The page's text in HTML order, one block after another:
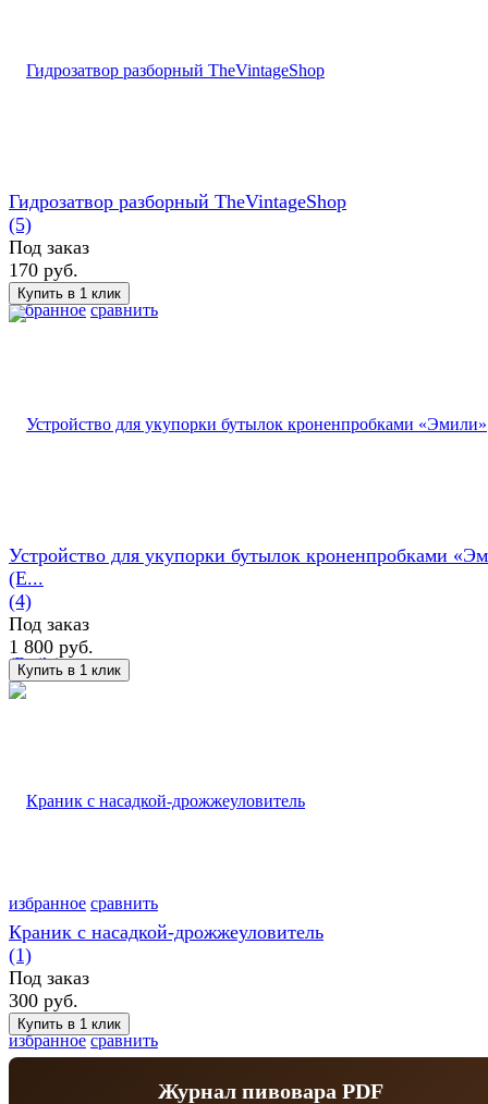
избранное сравнить
Гидрозатвор разборный TheVintageShop
(5)
Под заказ
170 руб.
избранное сравнить
Устройство для укупорки бутылок кроненпробками
(E...
(4)
Под заказ
1 800 руб.
избранное сравнить
Краник с насадкой-дрожжеуловитель
(1)
Под заказ
300 руб.
Журнал пивовара PDF